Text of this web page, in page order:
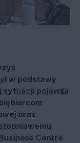
w podstawy
pojawiła
oraz
Centre